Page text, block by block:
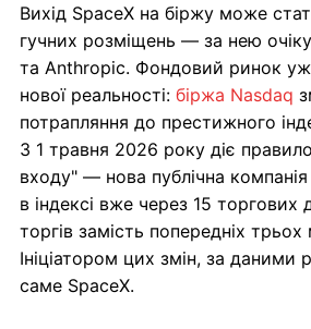
Вихід SpaceX на біржу може
гучних розміщень — за нею
та Anthropic. Фондовий ринок
нової реальності: біржа Nasdaq
потрапляння до престижного
З 1 травня 2026 року діє
входу" — нова публічна
в індексі вже через 15 торгових
торгів замість попередніх трьох
Ініціатором цих змін, за даними
саме SpaceX.